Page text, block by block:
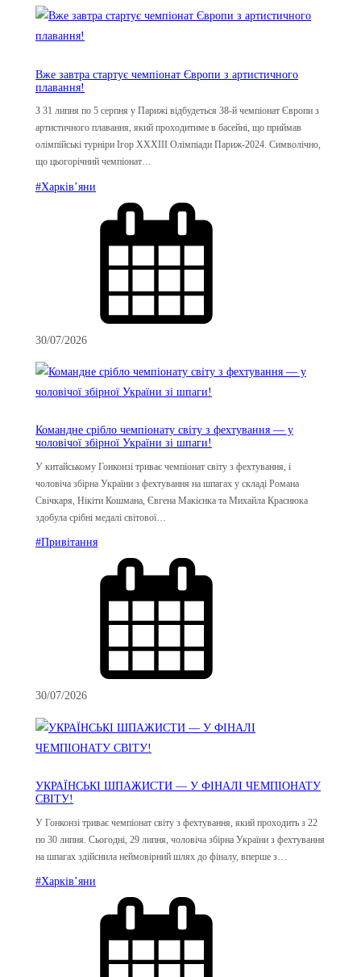
Вже завтра стартує чемпіонат Європи з артистичного
плавання!
З 31 липня по 5 серпня у Парижі відбудеться 38-й чемпіонат Європи з
артистичного плавання, який проходитиме в басейні, що приймав
олімпійські турніри Ігор XXXIII Олімпіади Париж-2024. Символічно,
що цьогорічний чемпіонат…
#Харків’яни
30/07/2026
Командне срібло чемпіонату світу з фехтування — у
чоловічої збірної України зі шпаги!
У китайському Гонконзі триває чемпіонат світу з фехтування, і
чоловіча збірна України з фехтування на шпагах у складі Романа
Свічкаря, Нікіти Кошмана, Євгена Макієнка та Михайла Краснюка
здобула срібні медалі світової…
#Привітання
30/07/2026
УКРАЇНСЬКІ ШПАЖИСТИ — У ФІНАЛІ ЧЕМПІОНАТУ
СВІТУ!
У Гонконзі триває чемпіонат світу з фехтування, який проходить з 22
по 30 липня. Сьогодні, 29 липня, чоловіча збірна України з фехтування
на шпагах здійснила неймовірний шлях до фіналу, вперше з…
#Харків’яни